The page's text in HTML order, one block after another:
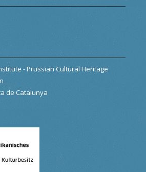
- Prussian Cultural Heritage
de Catalunya